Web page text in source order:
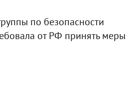
по безопасности
от РФ принять меры